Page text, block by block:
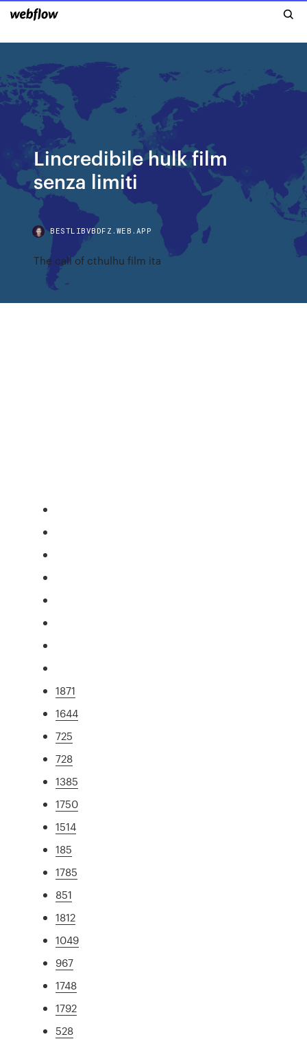
Lincredibile hulk film
senza limiti
BESTLIBVBDFZ.WEB.APP
The call of cthulhu film ita
1871
1644
725
728
1385
1750
1514
185
1785
851
1812
1049
967
1748
1792
528